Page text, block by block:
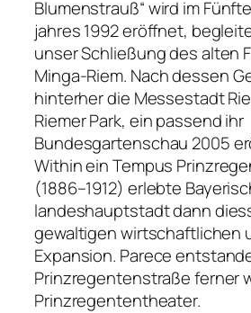
Blumenstrauß“ wird im
jahres 1992 eröffnet,
unser Schließung des alten
Minga-Riem. Nach dessen
hinterher die Messestadt
Riemer Park, ein passend ihr
Bundesgartenschau 2005
Within ein Tempus
(1886–1912) erlebte
landeshauptstadt dann
gewaltigen wirtschaftlichen
Expansion. Parece
Prinzregentenstraße ferner
Prinzregententheater.